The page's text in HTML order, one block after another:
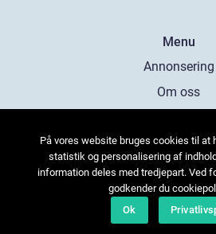
Menu
Annonsering
Om oss
Kontakta oss
Sitemap
På vores website bruges cookies til at
statistik og personalisering af
information deles med tredjepart. Ved
godkender du
Ok